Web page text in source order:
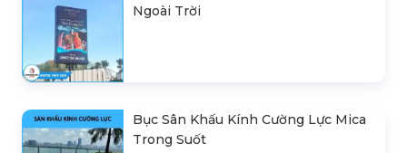
Ngoài Trời
Bục Sân Khấu Kính Cường Lực Mica
Trong Suốt